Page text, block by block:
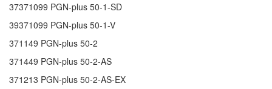
37371099 PGN-plus 50-1-SD
39371099 PGN-plus 50-1-V
371149 PGN-plus 50-2
371449 PGN-plus 50-2-AS
371213 PGN-plus 50-2-AS-EX